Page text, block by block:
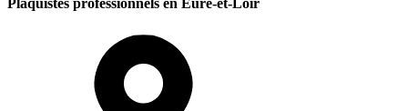
Plaquistes professionnels en Eure-et-Loir